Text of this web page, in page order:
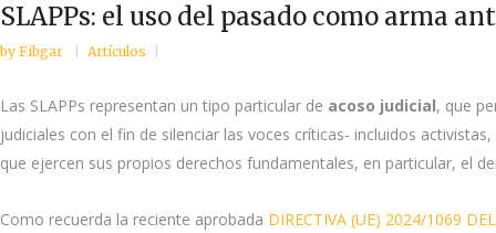
SLAPPs: el uso del pasado como arma
by Fibgar Artículos
Las SLAPPs representan un tipo particular de acoso judicial, que
judiciales con el fin de silenciar las voces críticas- incluidos
que ejercen sus propios derechos fundamentales, en particular, el
Como recuerda la reciente aprobada DIRECTIVA (UE) 2024/1069